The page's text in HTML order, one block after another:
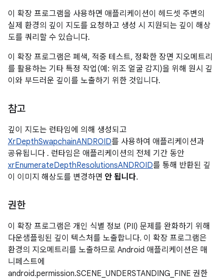
이 확장 프로그램을 사용하면 애플리케이션이 헤드셋 주변의
실제 환경의 깊이 지도를 요청하고 생성 시 지원되는 깊이 해상
도를 쿼리할 수 있습니다.
이 확장 프로그램은 폐색, 적중 테스트, 정확한 장면 지오메트리
를 활용하는 기타 특정 작업(예: 위조 얼굴 감지)을 위해 원시 깊
이와 부드러운 깊이를 노출하기 위한 것입니다.
참고
깊이 지도는 런타임에 의해 생성되고
XrDepthSwapchainANDROID를 사용하여 애플리케이션과
공유됩니다 . 런타임은 애플리케이션의 전체 기간 동안
xrEnumerateDepthResolutionsANDROID를 통해 반환된 깊
이 이미지 해상도를 변경하면 안 됩니다.
권한
이 확장 프로그램은 개인 식별 정보 (PII) 문제를 완화하기 위해
다운샘플링된 깊이 텍스처를 노출합니다. 이 확장 프로그램은
환경의 지오메트리를 노출하므로 Android 애플리케이션은 매
니페스트에
android.permission.SCENE_UNDERSTANDING_FINE 권한